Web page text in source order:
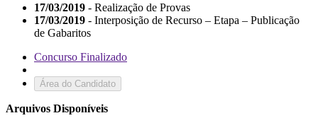
17/03/2019 - Realização de Provas
17/03/2019 - Interposição de Recurso – Etapa – Publicação
de Gabaritos
Concurso Finalizado
Área do Candidato
Arquivos Disponíveis